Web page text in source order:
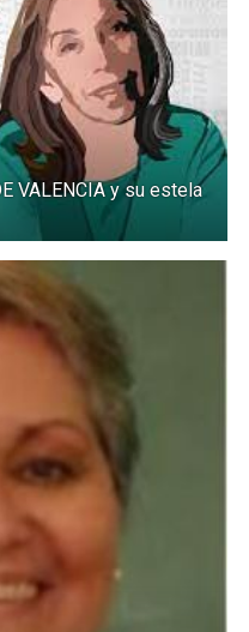
VALENCIA y su estela